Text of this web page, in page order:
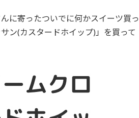
に寄ったついでに何かスイーツ買っ
ン(カスタードホイップ)」を買って